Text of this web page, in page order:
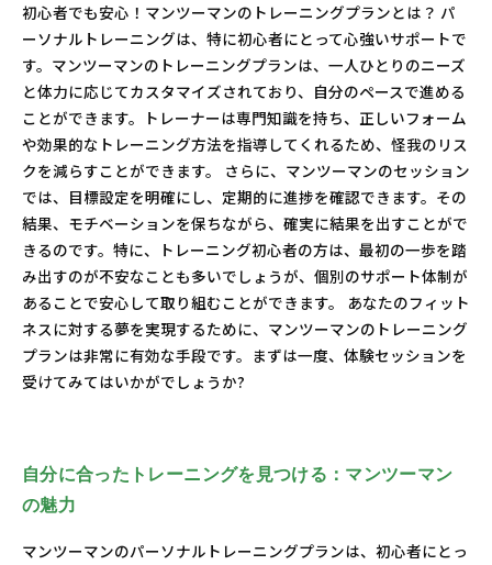
初心者でも安心！マンツーマンのトレーニングプランとは？ パ
ーソナルトレーニングは、特に初心者にとって心強いサポートで
す。マンツーマンのトレーニングプランは、一人ひとりのニーズ
と体力に応じてカスタマイズされており、自分のペースで進める
ことができます。トレーナーは専門知識を持ち、正しいフォーム
や効果的なトレーニング方法を指導してくれるため、怪我のリス
クを減らすことができます。 さらに、マンツーマンのセッション
では、目標設定を明確にし、定期的に進捗を確認できます。その
結果、モチベーションを保ちながら、確実に結果を出すことがで
きるのです。特に、トレーニング初心者の方は、最初の一歩を踏
み出すのが不安なことも多いでしょうが、個別のサポート体制が
あることで安心して取り組むことができます。 あなたのフィット
ネスに対する夢を実現するために、マンツーマンのトレーニング
プランは非常に有効な手段です。まずは一度、体験セッションを
受けてみてはいかがでしょうか?
自分に合ったトレーニングを見つける：マンツーマン
の魅力
マンツーマンのパーソナルトレーニングプランは、初心者にとっ